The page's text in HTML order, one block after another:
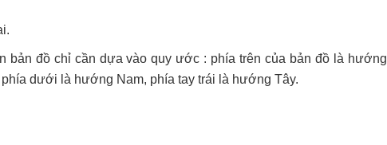
bản đồ chỉ cần dựa vào quy ước : phía trên của bản đồ là hướng
dưới là hướng Nam, phía tay trái là hướng Tây.